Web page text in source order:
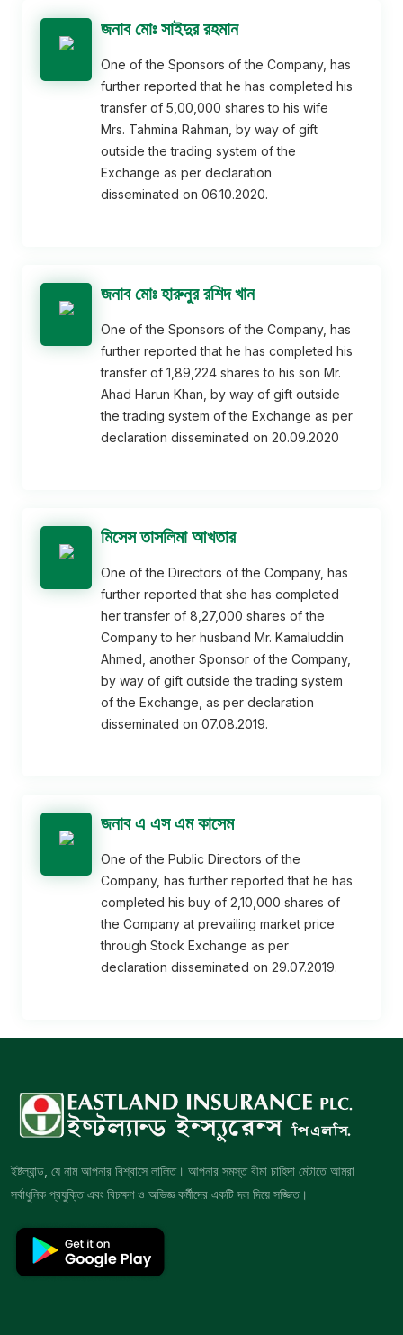
জনাব মোঃ সাইদুর রহমান
One of the Sponsors of the Company, has
further reported that he has completed his
transfer of 5,00,000 shares to his wife
Mrs. Tahmina Rahman, by way of gift
outside the trading system of the
Exchange as per declaration
disseminated on 06.10.2020.
জনাব মোঃ হারুনুর রশিদ খান
One of the Sponsors of the Company, has
further reported that he has completed his
transfer of 1,89,224 shares to his son Mr.
Ahad Harun Khan, by way of gift outside
the trading system of the Exchange as per
declaration disseminated on 20.09.2020
মিসেস তাসলিমা আখতার
One of the Directors of the Company, has
further reported that she has completed
her transfer of 8,27,000 shares of the
Company to her husband Mr. Kamaluddin
Ahmed, another Sponsor of the Company,
by way of gift outside the trading system
of the Exchange, as per declaration
disseminated on 07.08.2019.
জনাব এ এস এম কাসেম
One of the Public Directors of the
Company, has further reported that he has
completed his buy of 2,10,000 shares of
the Company at prevailing market price
through Stock Exchange as per
declaration disseminated on 29.07.2019.
ইষ্টল্যান্ড, যে নাম আপনার বিশ্বাসে লালিত। আপনার সমস্ত বীমা চাহিদা মেটাতে আমরা
সর্বাধুনিক প্রযুক্তি এবং বিচক্ষণ ও অভিজ্ঞ কর্মীদের একটি দল দিয়ে সজ্জিত।